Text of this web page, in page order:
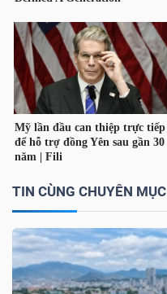
TIN CÙNG CHUYÊN MỤC
CHĂM
SÓC
SỨC
KHỎE
CHÍNH